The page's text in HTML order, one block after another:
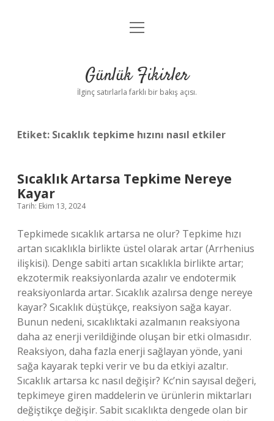
Anasayfa
Yasal Uyarı
menüyü
Günlük Fikirler
İlginç satırlarla farklı bir bakış açısı.
Etiket: Sıcaklık tepkime hızını nasıl etkiler
Sıcaklık Artarsa Tepkime Nereye
Kayar
Tarih: Ekim 13, 2024
Tepkimede sıcaklık artarsa ne olur? Tepkime hızı
artan sıcaklıkla birlikte üstel olarak artar (Arrhenius
ilişkisi). Denge sabiti artan sıcaklıkla birlikte artar;
ekzotermik reaksiyonlarda azalır ve endotermik
reaksiyonlarda artar. Sıcaklık azalırsa denge nereye
kayar? Sıcaklık düştükçe, reaksiyon sağa kayar.
Bunun nedeni, sıcaklıktaki azalmanın reaksiyona
daha az enerji verildiğinde oluşan bir etki olmasıdır.
Reaksiyon, daha fazla enerji sağlayan yönde, yani
sağa kayarak tepki verir ve bu da etkiyi azaltır.
Sıcaklık artarsa kc nasıl değişir? Kc’nin sayısal değeri,
tepkimeye giren maddelerin ve ürünlerin miktarları
değiştikçe değişir. Sabit sıcaklıkta dengede olan bir